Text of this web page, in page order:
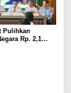
Pulihkan
Rp. 2,1